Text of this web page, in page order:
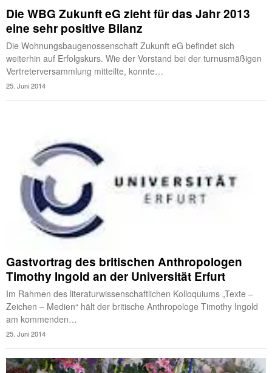
Die WBG Zukunft eG zieht für das Jahr 2013
eine sehr positive Bilanz
Die Wohnungsbaugenossenschaft Zukunft eG befindet sich
weiterhin auf Erfolgskurs. Wie der Vorstand bei der turnusmäßigen
Vertreterversammlung mitteilte, konnte…
25. Juni 2014
Gastvortrag des britischen Anthropologen
Timothy Ingold an der Universität Erfurt
Im Rahmen des literaturwissenschaftlichen Kolloquiums „Texte –
Zeichen – Medien“ hält der britische Anthropologe Timothy Ingold
am kommenden…
25. Juni 2014